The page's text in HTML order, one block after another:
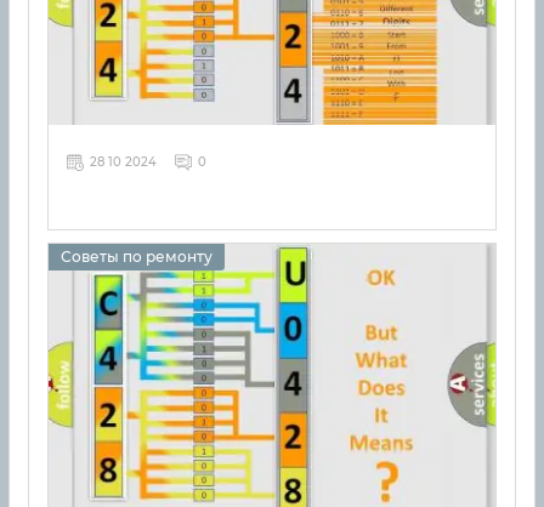
28 10 2024 0
Советы по ремонту